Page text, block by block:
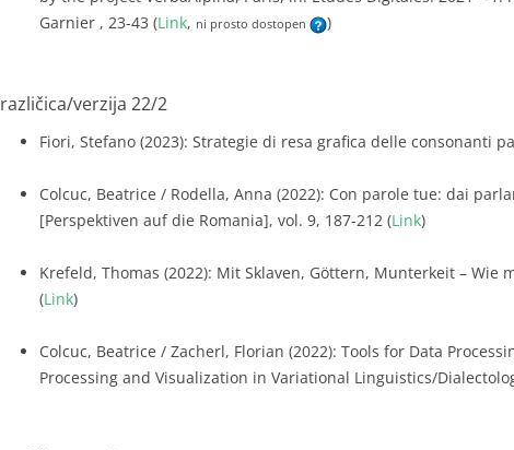
Garnier , 23-43 (Link, ni prosto dostopen )
različica/verzija 22/2
Fiori, Stefano (2023): Strategie di resa grafica delle consonanti
Colcuc, Beatrice / Rodella, Anna (2022): Con parole tue: dai
[Perspektiven auf die Romania], vol. 9, 187-212 (Link)
Krefeld, Thomas (2022): Mit Sklaven, Göttern, Munterkeit –
(Link)
Colcuc, Beatrice / Zacherl, Florian (2022): Tools for Data
Processing and Visualization in Variational Linguistics/